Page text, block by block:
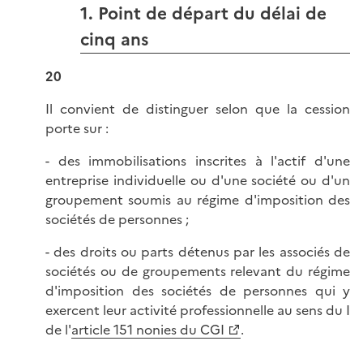
1. Point de départ du délai de
cinq ans
20
Il convient de distinguer selon que la cession
porte sur :
- des immobilisations inscrites à l'actif d'une
entreprise individuelle ou d'une société ou d'un
groupement soumis au régime d'imposition des
sociétés de personnes ;
- des droits ou parts détenus par les associés de
sociétés ou de groupements relevant du régime
d'imposition des sociétés de personnes qui y
exercent leur activité professionnelle au sens du I
de l'article 151 nonies du CGI .